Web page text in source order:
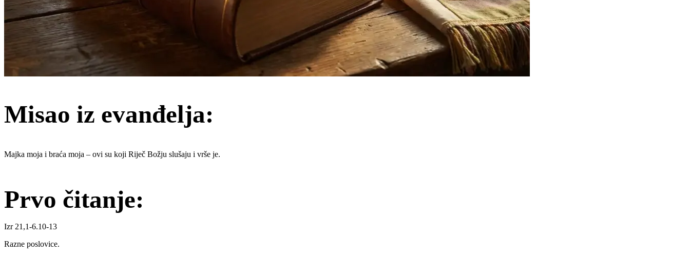
Misao iz evanđelja:
Majka moja i braća moja – ovi su koji Riječ Božju slušaju i vrše je.
Prvo čitanje:
Izr 21,1-6.10-13
Razne poslovice.